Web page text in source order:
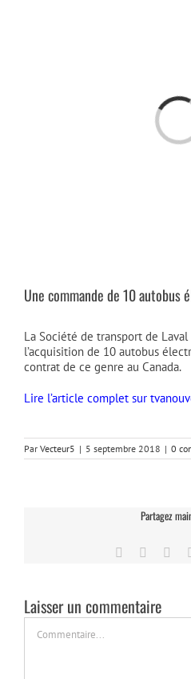
Une commande de 10 autobus
La Société de transport de Laval
l’acquisition de 10 autobus
contrat de ce genre au Canada.
Lire l’article complet sur
Par Vecteur5 | 5 septembre 2018 | 0
Partagez
Facebook
Twitter
Laisser un commentaire